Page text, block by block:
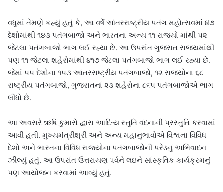
વધુમાં તેમણે કહ્યું હતું કે, આ વર્ષે આંતરરાષ્ટ્રીય પતંગ મહોત્સવમાં ૪૭
દેશોમાંથી ૧૪૩ પતંગબાજો અને ભારતના અન્ય ૧૧ રાજયો માંથી ૫૨
જેટલા પતંગબાજો ભાગ લઈ રહ્યા છે. આ ઉપરાંત ગુજરાત રાજ્યમાંથી
પણ ૧૧ જેટલા શહેરોમાંથી ૪૧૭ જેટલા પતંગબાજો ભાગ લઈ રહ્યા છે.
જેમાં ૫૫ દેશોના ૧૫૩ આંતરરાષ્ટ્રીય પતંગબાજો, ૧૨ રાજ્યોના ૬૮
રાષ્ટ્રીય પતંગબાજો, ગુજરાતનાં ૨૩ શહેરોના ૮૬૫ પતંગબાજોએ ભાગ
લીધો છે.
આ અવસરે ઋષિ કુમારો દ્વારા આદિત્ય સ્તુતિ વંદનાની પ્રસ્તુતિ કરવામાં
આવી હતી. મુખ્યમંત્રીશ્રી અને અન્ય મહાનુભાવોએ વિશ્વના વિવિધ
દેશો અને ભારતના વિવિધ રાજ્યોના પતંગબાજોની પરેડનું અભિવાદન
ઝીલ્યું હતું. આ ઉપરાંત ઉત્તરાયણ પર્વને લઇને સાંસ્કૃતિક કાર્યક્રમનું
પણ આયોજન કરવામાં આવ્યું હતું.